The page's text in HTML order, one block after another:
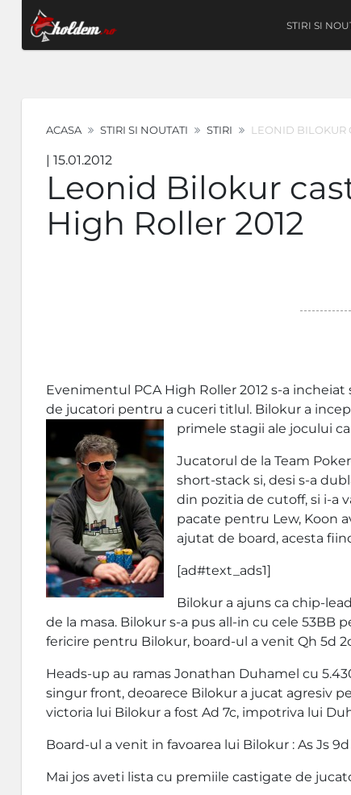
STIRI SI
ACASA STIRI SI NOUTATI STIRI LEONID BILOKUR
| 15.01.2012
Leonid Bilokur
High Roller 2012
Evenimentul PCA High Roller 2012 s-a
de jucatori pentru a cuceri titlul. Bilokur a
primele stagii ale jocului
Jucatorul de la Team
short-stack si, desi s-a
din pozitia de cutoff, si i-a
pacate pentru Lew, Koon
ajutat de board, acesta
[ad#text_ads1]
Bilokur a ajuns ca chip-
de la masa. Bilokur s-a pus all-in cu cele 53BB
fericire pentru Bilokur, board-ul a venit Qh 5d
Heads-up au ramas Jonathan Duhamel cu
singur front, deoarece Bilokur a jucat agresiv
victoria lui Bilokur a fost Ad 7c, impotriva lui
Board-ul a venit in favoarea lui Bilokur : As Js 9d
Mai jos aveti lista cu premiile castigate de